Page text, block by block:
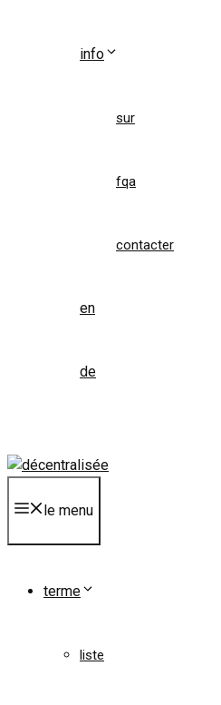
info
sur
fqa
contacter
en
de
le menu
terme
liste